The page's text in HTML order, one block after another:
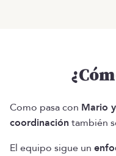
Como pasa con Mario
coordinación también
El equipo sigue un